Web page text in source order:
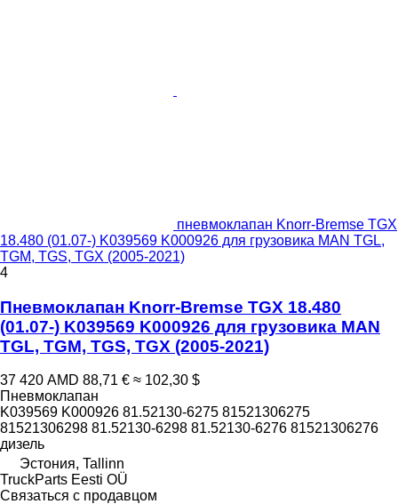
пневмоклапан Knorr-Bremse TGX
18.480 (01.07-) K039569 K000926 для грузовика MAN TGL,
TGM, TGS, TGX (2005-2021)
4
Пневмоклапан Knorr-Bremse TGX 18.480
(01.07-) K039569 K000926 для грузовика MAN
TGL, TGM, TGS, TGX (2005-2021)
37 420 AMD 88,71 € ≈ 102,30 $
Пневмоклапан
K039569 K000926 81.52130-6275 81521306275
81521306298 81.52130-6298 81.52130-6276 81521306276
дизель
Эстония, Tallinn
TruckParts Eesti OÜ
Связаться с продавцом